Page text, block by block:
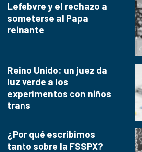
Lefebvre y el rechazo a
someterse al Papa
reinante
Reino Unido: un juez da
luz verde a los
experimentos con niños
trans
¿Por qué escribimos
tanto sobre la FSSPX?